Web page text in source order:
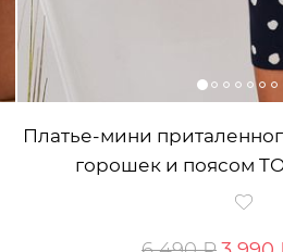
Платье-мини
горошек и поясом